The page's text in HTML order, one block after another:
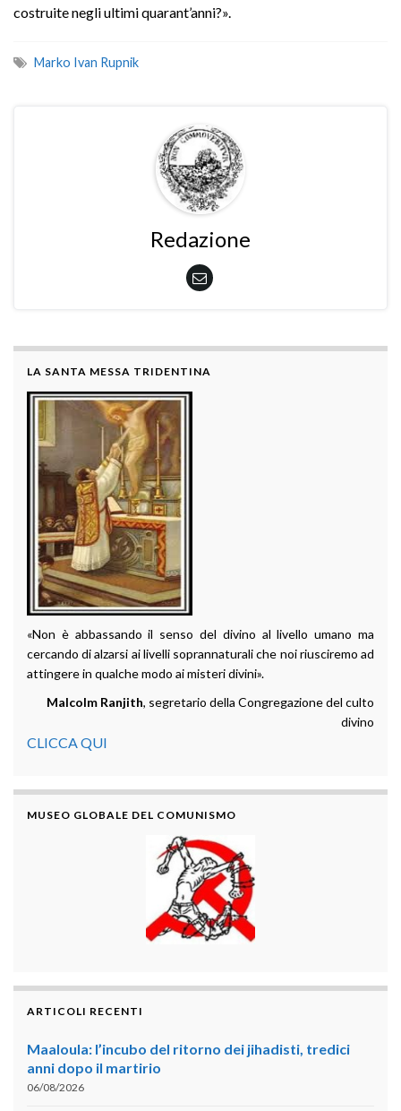
costruite negli ultimi quarant’anni?».
Marko Ivan Rupnik
Redazione
LA SANTA MESSA TRIDENTINA
«Non è abbassando il senso del divino al livello umano ma
cercando di alzarsi ai livelli soprannaturali che noi riusciremo ad
attingere in qualche modo ai misteri divini».
Malcolm Ranjith, segretario della Congregazione del culto
divino
CLICCA QUI
MUSEO GLOBALE DEL COMUNISMO
ARTICOLI RECENTI
Maaloula: l’incubo del ritorno dei jihadisti, tredici
anni dopo il martirio
06/08/2026